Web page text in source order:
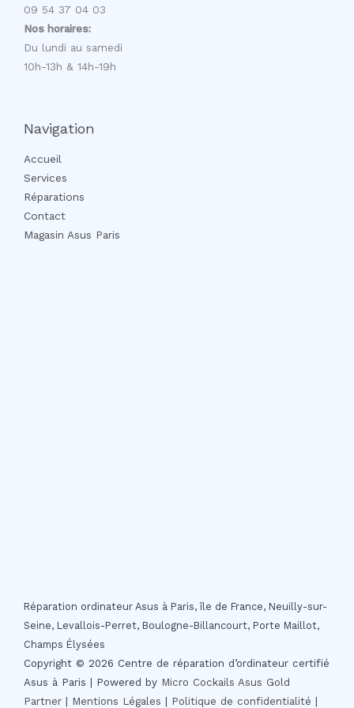
09 54 37 04 03
Nos horaires:
Du lundi au samedi
10h-13h & 14h-19h
Navigation
Accueil
Services
Réparations
Contact
Magasin Asus Paris
Réparation ordinateur Asus à Paris, île de France, Neuilly-sur-
Seine, Levallois-Perret, Boulogne-Billancourt, Porte Maillot,
Champs Élysées
Copyright © 2026 Centre de réparation d’ordinateur certifié
Asus à Paris | Powered by Micro Cockails Asus Gold
Partner
Mentions Légales Politique de confidentialité